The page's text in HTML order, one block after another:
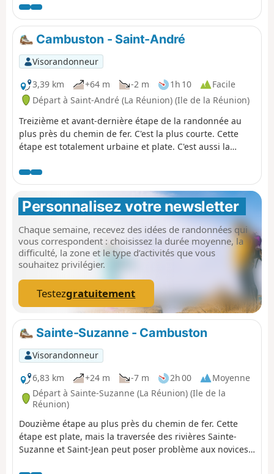
et se déroule dans la ville de Saint-André, la deuxième
partie est plus agricole. La dernière partie est de
nouveau urbaine mais c'est sur cette partie que vous
rencontrerez le plus de vestiges ferroviaires en ce qui
concerne cette étape.
Cambuston - Saint-André
Visorandonneur
3,39 km
+64 m -2 m 1h 10
Facile
Départ à Saint-André (La Réunion) (Ile de la Réunion)
Treizième et avant-dernière étape de la randonnée au
plus près du chemin de fer. C'est la plus courte. Cette
étape est totalement urbaine et plate. C'est aussi la
est accessible à tous et ne comporte aucunes difficultés.
Il est donc possible de combiner cette étape avec la
précédente. Il faudra cependant aimer les passages
dans les zones urbaines.
Personnalisez votre newsletter
Chaque semaine, recevez des idées de randonnées qui
vous correspondent : choisissez la durée moyenne, la
difficulté, la zone et le type d’activités que vous
souhaitez privilégier.
Testezgratuitement
Sainte-Suzanne - Cambuston
Visorandonneur
6,83 km
+24 m -7 m 2h 00
Moyenne
Départ à Sainte-Suzanne (La Réunion) (Ile de la
Réunion)
Douzième étape au plus près du chemin de fer. Cette
étape est plate, mais la traversée des rivières Sainte-
Suzanne et Saint-Jean peut poser problème aux novices.